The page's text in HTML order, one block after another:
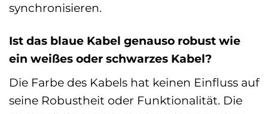
synchronisieren.
Ist das blaue Kabel genauso robust wie
ein weißes oder schwarzes Kabel?
Die Farbe des Kabels hat keinen Einfluss auf
seine Robustheit oder Funktionalität. Die